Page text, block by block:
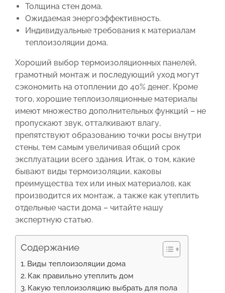
Толщина стен дома.
Ожидаемая энергоэффективность.
Индивидуальные требования к материалам
теплоизоляции дома.
Хороший выбор термоизоляционных панелей,
грамотный монтаж и последующий уход могут
сэкономить на отоплении до 40% денег. Кроме
того, хорошие теплоизоляционные материалы
имеют множество дополнительных функций – не
пропускают звук, отталкивают влагу,
препятствуют образованию точки росы внутри
стены, тем самым увеличивая общий срок
эксплуатации всего здания. Итак, о том, какие
бывают виды термоизоляции, каковы
преимущества тех или иных материалов, как
производится их монтаж, а также как утеплить
отдельные части дома – читайте нашу
экспертную статью.
Содержание
Виды теплоизоляции дома
Как правильно утеплить дом
Какую теплоизоляцию выбрать для пола